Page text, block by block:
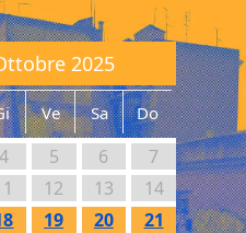
2025
Ve Sa Do
4 5 6
7
12 13
14
19 20
21